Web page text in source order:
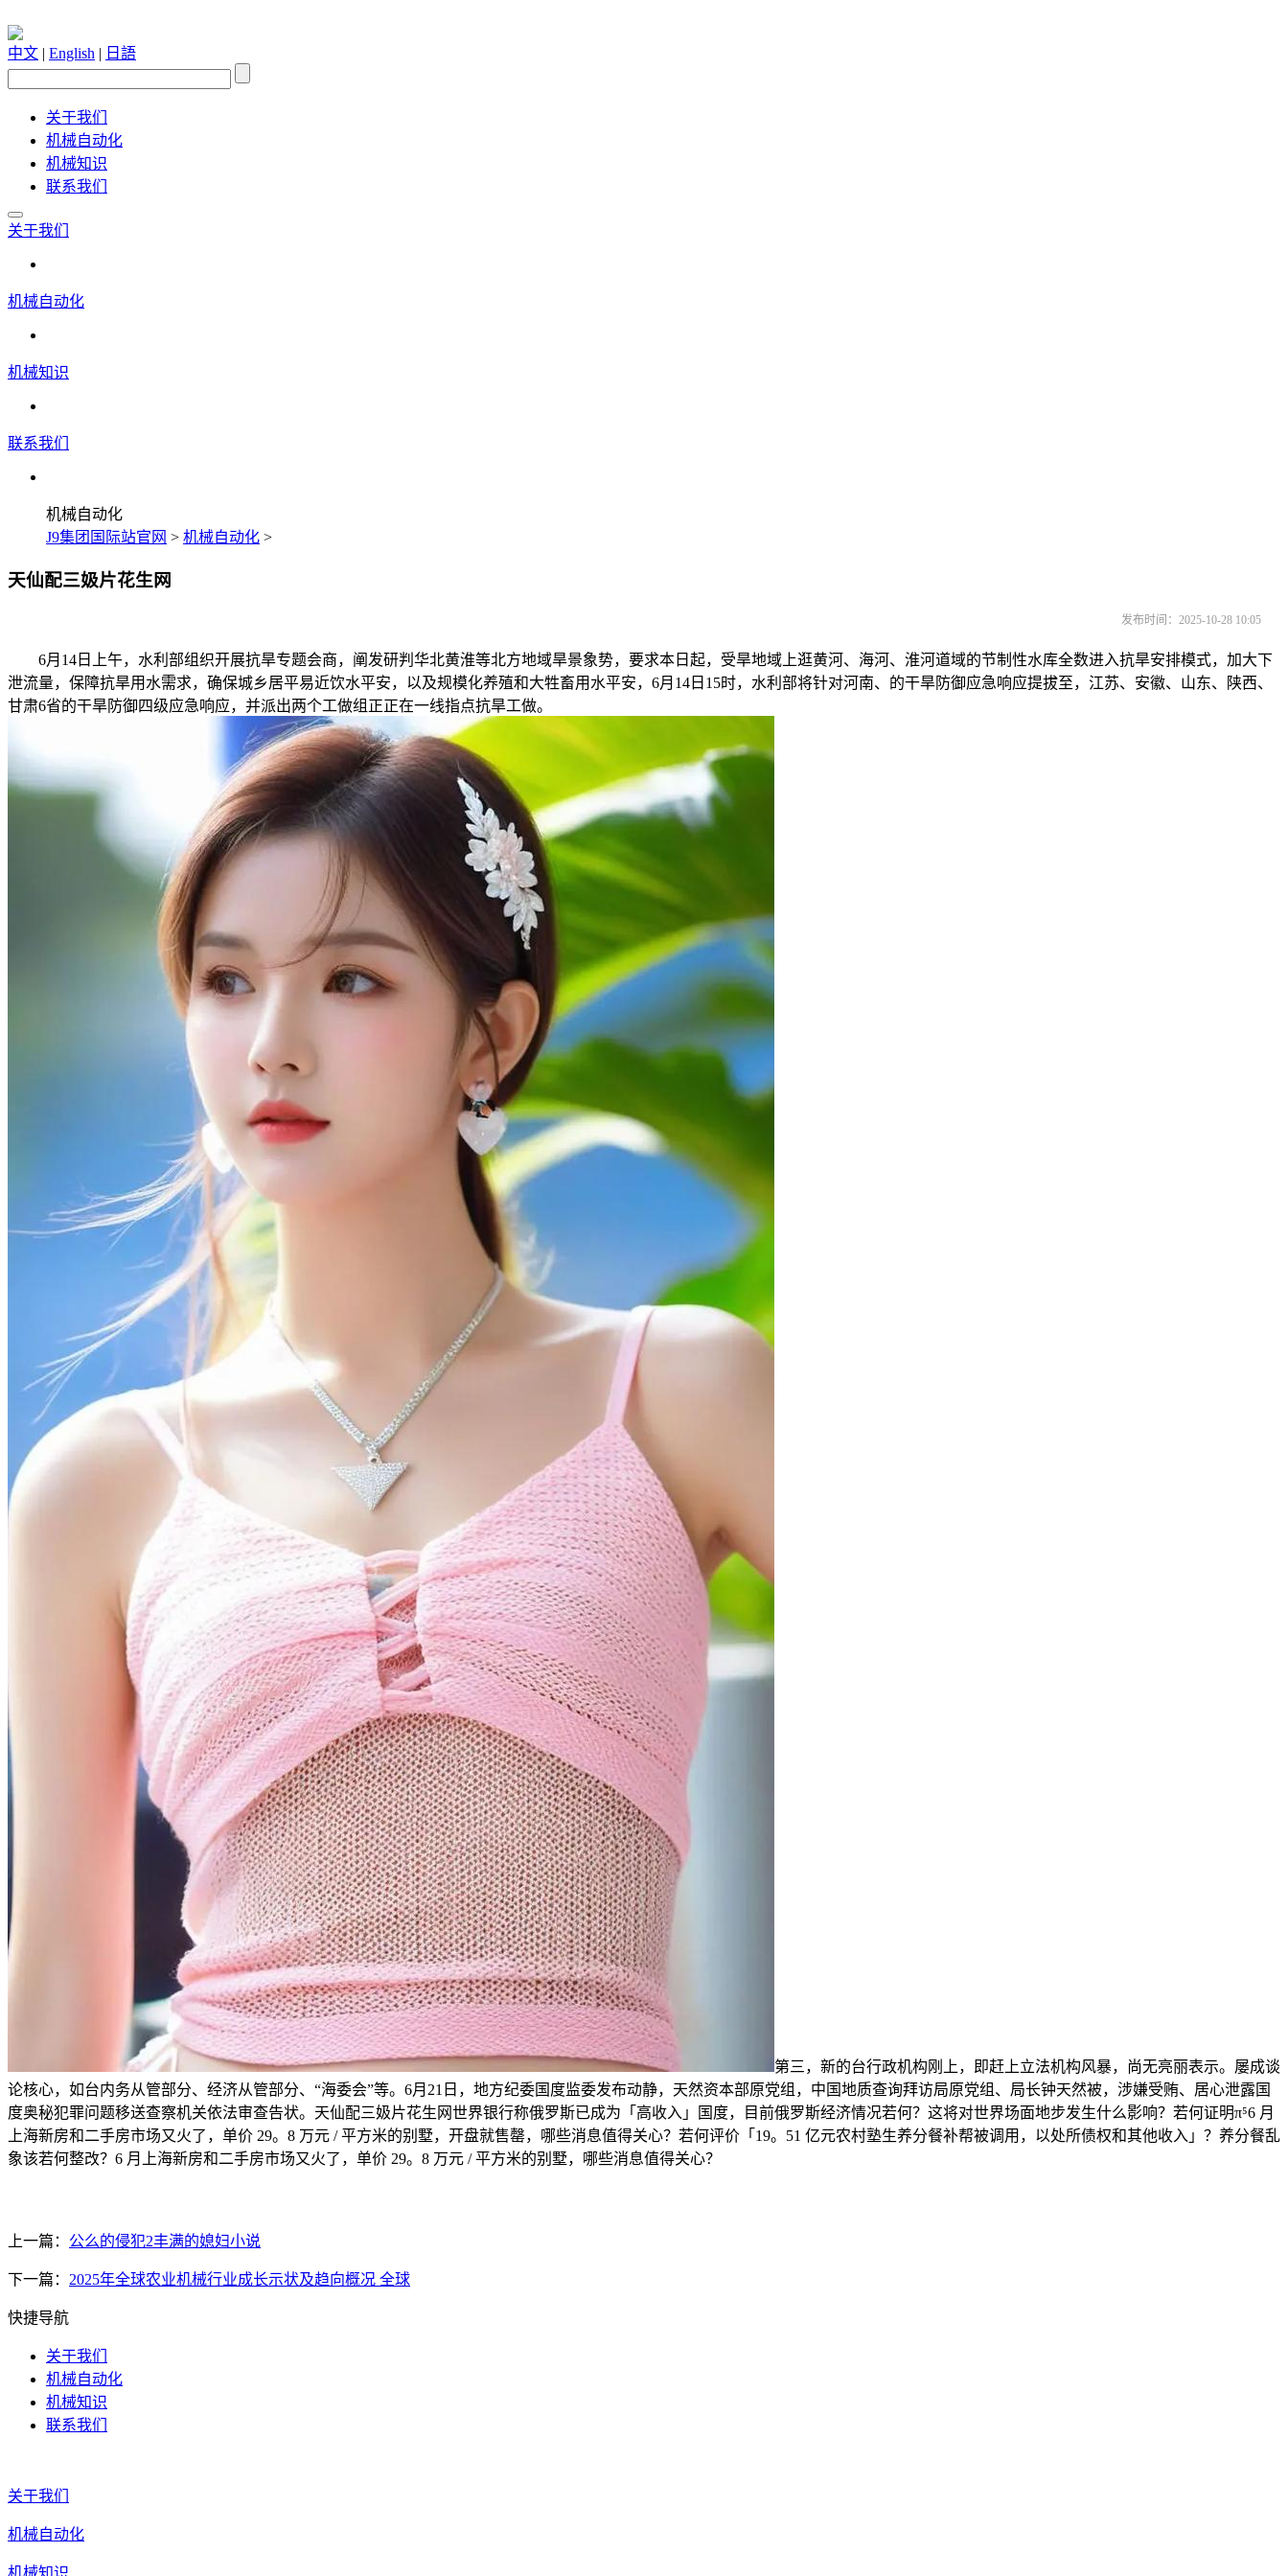
中文 | English | 日語
关于我们
机械自动化
机械知识
联系我们
关于我们
机械自动化
机械知识
联系我们
机械自动化
J9集团国际站官网 > 机械自动化 >
天仙配三㚫片花生网
发布时间：2025-10-28 10:05
6月14日上午，水利部组织开展抗旱专题会商，阐发研判华北黄淮等北方地域旱景象势，要求本日起，受旱地域上逛黄河、海河、淮河道域的节制性水库全数进入抗旱安排模式，加大下
泄流量，保障抗旱用水需求，确保城乡居平易近饮水平安，以及规模化养殖和大牲畜用水平安，6月14日15时，水利部将针对河南、的干旱防御应急响应提拔至，江苏、安徽、山东、陕西、
甘肃6省的干旱防御四级应急响应，并派出两个工做组正正在一线指点抗旱工做。
第三，新的台行政机构刚上，即赶上立法机构风暴，尚无亮丽表示。屡成谈
论核心，如台内务从管部分、经济从管部分、“海委会”等。6月21日，地方纪委国度监委发布动静，天然资本部原党组，中国地质查询拜访局原党组、局长钟天然被，涉嫌受贿、居心泄露国
度奥秘犯罪问题移送查察机关依法审查告状。天仙配三㚫片花生网世界银行称俄罗斯已成为「高收入」国度，目前俄罗斯经济情况若何？这将对世界场面地步发生什么影响？若何证明π⁵6 月
上海新房和二手房市场又火了，单价 29。8 万元 / 平方米的别墅，开盘就售罄，哪些消息值得关心？若何评价「19。51 亿元农村塾生养分餐补帮被调用，以处所债权和其他收入」？养分餐乱
象该若何整改？6 月上海新房和二手房市场又火了，单价 29。8 万元 / 平方米的别墅，哪些消息值得关心？
上一篇： 公么的侵犯2丰满的媳妇小说
下一篇： 2025年全球农业机械行业成长示状及趋向概况 全球
快捷导航
关于我们
机械自动化
机械知识
联系我们
关于我们
机械自动化